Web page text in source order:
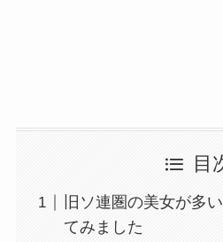
目
旧ソ連圏の美女が多
てみました